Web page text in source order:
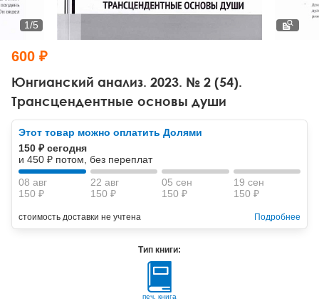
Тревожные расстройства, панические атаки
Психодрама
Другие направления психотерапии
Классический, эриксоновский гипноз и НЛП
НЛП
Психология труда и эргономика
Социальная психология
Социальная и организационная психология
Классический и юнгианский психоанализ
Юнгианский анализ. 2023. № 2 (54).
Трансцендентные основы души
1/5
600 ₽
Этот товар можно оплатить Долями
150 ₽ сегодня
и 450 ₽ потом, без переплат
08 авг
150 ₽
22 авг
150 ₽
05 сен
150 ₽
19 сен
150 ₽
стоимость доставки не учтена Подробнее
Тип книги:
печ. книга